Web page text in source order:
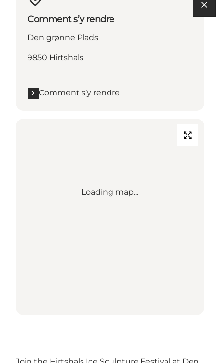
Comment s’y rendre
Den grønne Plads
9850 Hirtshals
Comment s’y rendre
Loading map...